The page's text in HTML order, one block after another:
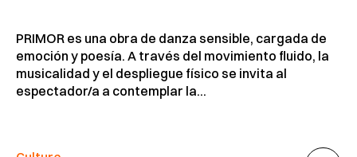
PRIMOR es una obra de danza sensible, cargada de
emoción y poesía. A través del movimiento fluido, la
musicalidad y el despliegue físico se invita al
espectador/a a contemplar la...